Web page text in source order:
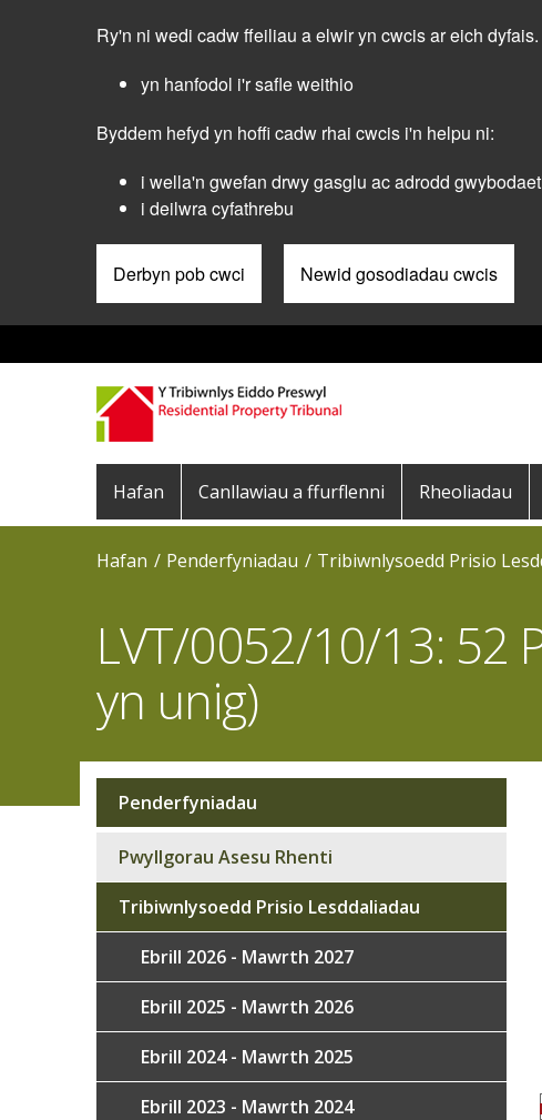
Ry'n ni wedi cadw ffeiliau a elwir yn cwcis ar eich
yn hanfodol i'r safle weithio
Byddem hefyd yn hoffi cadw rhai cwcis i'n helpu ni:
i wella'n gwefan drwy gasglu ac adrodd
i deilwra cyfathrebu
Derbyn pob cwci Newid gosodiadau cwcis
Pre
Header
Menu
Main
navigation
Hafan Canllawiau a ffurflenni Rheoliadau
Hafan Penderfyniadau Tribiwnlysoedd Prisio
LVT/0052/10/13: 52
yn unig)
Sub
navigation
Penderfyniadau
Pwyllgorau Asesu Rhenti
Tribiwnlysoedd Prisio Lesddaliadau
Ebrill 2026 - Mawrth 2027
Ebrill 2025 - Mawrth 2026
Ebrill 2024 - Mawrth 2025
Ebrill 2023 - Mawrth 2024